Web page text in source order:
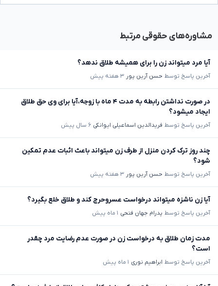
مشاوره‌های حقوقی مرتبط
آیا مرد میتواند زن را برای همیشه طلاق ندهد؟
آخرین پاسخ توسط حسن آرین پور ۳ هفته پیش
در صورت نداشتن رابطه به مدت ۴ ماه با زوجه،آیا برای وی حق طلاق
ایجاد میشود؟
آخرین پاسخ توسط فریدالدین اسماعیلی ایوانکی ۶ سال پیش
چند روز ترک کردن منزل از طرف زن میتواند باعث اثبات عدم تمکین
شود؟
آخرین پاسخ توسط حسن آرین پور ۳ هفته پیش
آیا زن ناشزه میتواند درخواست عسروحرج کند و طلاق خلع بگیرد؟
آخرین پاسخ توسط پدرام جهان فتحی ۱ ماه پیش
مدت زمان طلاق به درخواست زن در صورت عدم رضایت مرد چقدر
است؟
آخرین پاسخ توسط ابراهیم نوری ۱ ماه پیش